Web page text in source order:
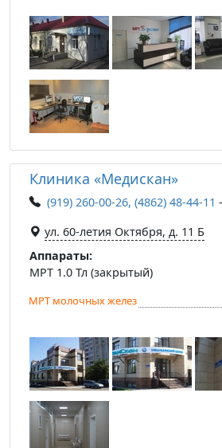
Клиника «Медискан»
(919) 260-00-26, (4862) 48-44-11
ул. 60-летия Октября, д. 11 Б
Аппараты:
МРТ 1.0 Тл (закрытый)
МРТ молочных желез